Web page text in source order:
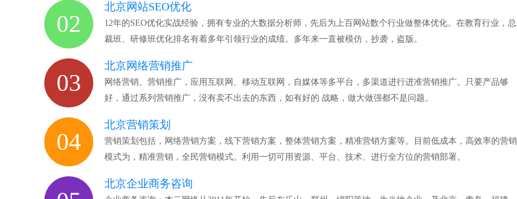
02
北京网站SEO优化
12年的SEO优化实战经验，拥有专业的大数据分析师，先后为上百网站数个行业做整体优化。在教育行业，总
裁班、研修班优化排名有着多年引领行业的成绩。多年来一直被模仿，抄袭，盗版。
03
北京网络营销推广
网络营销、营销推广，应用互联网、移动互联网，自媒体等多平台，多渠道进行进准营销推广。只要产品够
好，通过系列营销推广，没有卖不出去的东西，如有好的 战略，做大做强都不是问题。
04
北京营销策划
营销策划包括，网络营销方案，线下营销方案，整体营销方案，精准营销方案等。目前低成本，高效率的营销
模式为，精准营销，全民营销模式。利用一切可用资源、平台、技术、进行全方位的营销部署。
北京企业商务咨询